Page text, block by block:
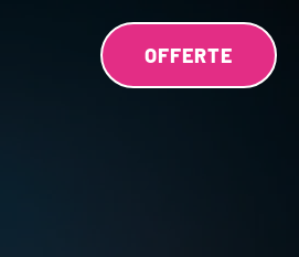
OFFERTE